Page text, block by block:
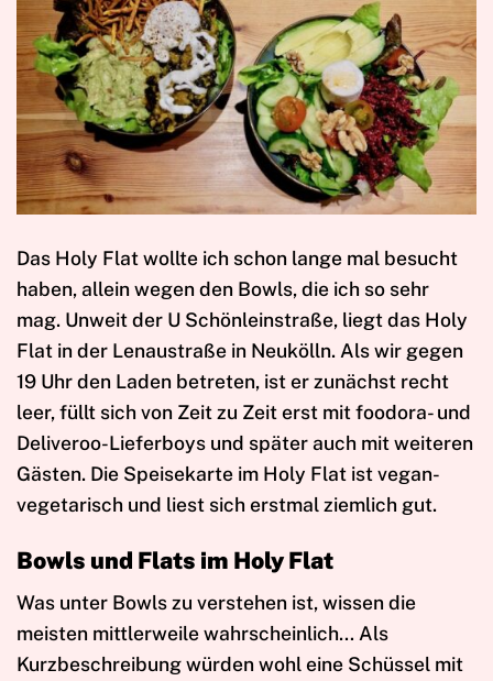
Das Holy Flat wollte ich schon lange mal besucht
haben, allein wegen den Bowls, die ich so sehr
mag. Unweit der U Schönleinstraße, liegt das Holy
Flat in der Lenaustraße in Neukölln. Als wir gegen
19 Uhr den Laden betreten, ist er zunächst recht
leer, füllt sich von Zeit zu Zeit erst mit foodora- und
Deliveroo-Lieferboys und später auch mit weiteren
Gästen. Die Speisekarte im Holy Flat ist vegan-
vegetarisch und liest sich erstmal ziemlich gut.
Bowls und Flats im Holy Flat
Was unter Bowls zu verstehen ist, wissen die
meisten mittlerweile wahrscheinlich… Als
Kurzbeschreibung würden wohl eine Schüssel mit